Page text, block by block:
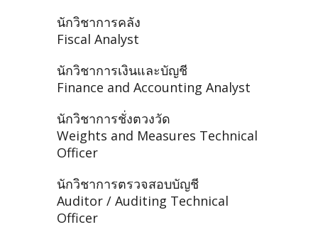
นักวิชาการคลัง
Fiscal Analyst
นักวิชาการเงินและบัญชี
Finance and Accounting Analyst
นักวิชาการชั่งตวงวัด
Weights and Measures Technical
Officer
นักวิชาการตรวจสอบบัญชี
Auditor / Auditing Technical
Officer